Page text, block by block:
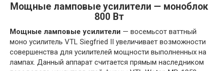
Мощные ламповые усилители — моноблок
800 Вт
Мощные ламповые усилители — восемьсот ваттный
моно усилитель VTL Siegfried II увеличивает возможности
совершенства для усилителей мощности выполненных на
лампах. Данный аппарат считается прямым наследником